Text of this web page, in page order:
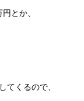
とか、
てくるので、